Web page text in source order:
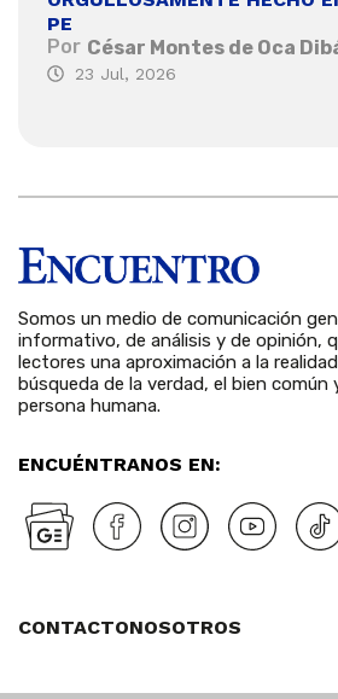
PE
Por César Montes de Oca
23 Jul, 2026
Somos un medio de comunicación
informativo, de análisis y de opinión,
lectores una aproximación a la
búsqueda de la verdad, el bien común
persona humana.
ENCUÉNTRANOS EN:
CONTACTONOSOTROS